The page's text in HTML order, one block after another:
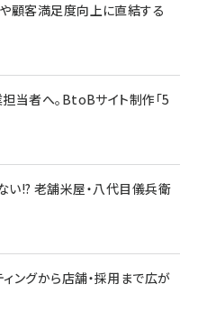
顧客満足度向上に直結する
当者へ。BtoBサイト制作「5
!? 老舗米屋・八代目儀兵衛
ィングから店舗・採用まで広が